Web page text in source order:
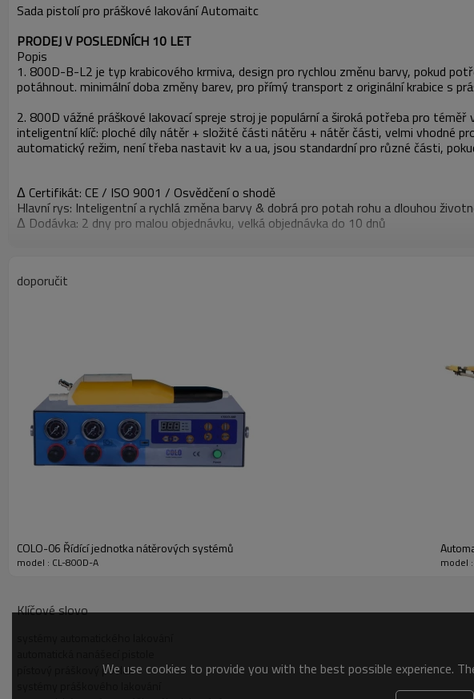
Sada pistolí pro práškové lakování Automaitc
PRODEJ V POSLEDNÍCH 10 LET
Popis
1. 800D-B-L2 je typ krabicového krmiva, design pro rychlou změnu barvy, pokud
potáhnout. minimální doba změny barev, pro přímý transport z originální krabice s
2. 800D vážné práškové lakovací spreje stroj je populární a široká potřeba pro
inteligentní klíč: ploché díly nátěr + složité části nátěru + nátěr části, velmi vhodné
automatický režim, není třeba nastavit kv a ua, jsou standardní pro různé části,
Δ Certifikát: CE / ISO 9001 / Osvědčení o shodě
Hlavní rys: Inteligentní a rychlá změna barvy & dobrá pro potah rohu a dlouhou
Δ Dodávka: 2 dny pro malou objednávku, velká objednávka do 10 dnů
doporučit
COLO-06 Řídící jednotka nátěrových systémů
model : CL-800D-A model
Klíčové slovo
pístový práškový povlakWe use cookies to provide you with the best possible experience.